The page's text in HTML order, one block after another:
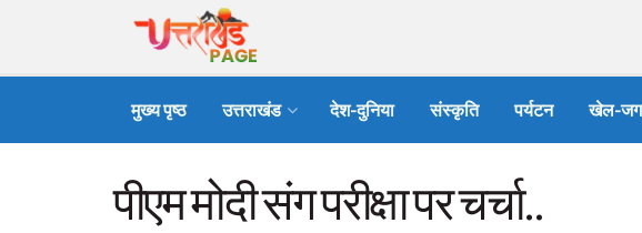
मुख्य पृष्ठ उत्तराखंड देश-दुनिया संस्कृति पर्यटन खेल-
पीएम मोदी संग परीक्षा पर चर्चा..